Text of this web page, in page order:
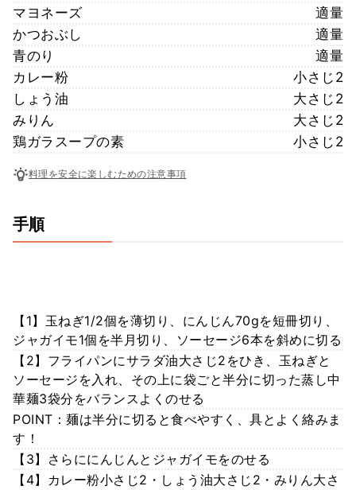
マヨネーズ
適量
かつおぶし
適量
青のり
適量
カレー粉
小さじ2
しょう油
大さじ2
みりん
大さじ2
鶏ガラスープの素
小さじ2
料理を安全に楽しむための注意事項
手順
【1】玉ねぎ1/2個を薄切り、にんじん70gを短冊切り、
ジャガイモ1個を半月切り、ソーセージ6本を斜めに切る
【2】フライパンにサラダ油大さじ2をひき、玉ねぎと
ソーセージを入れ、その上に袋ごと半分に切った蒸し中
華麺3袋分をバランスよくのせる
POINT：麺は半分に切ると食べやすく、具とよく絡みま
す！
【3】さらににんじんとジャガイモをのせる
【4】カレー粉小さじ2・しょう油大さじ2・みりん大さ